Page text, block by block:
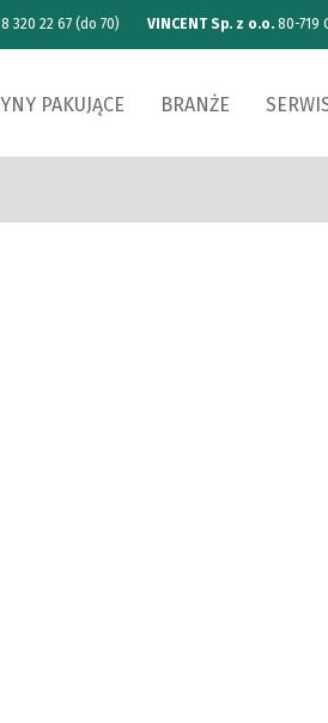
320 22 67 (do 70) VINCENT Sp. z o.o. 80-719
PAKUJĄCE BRANŻE